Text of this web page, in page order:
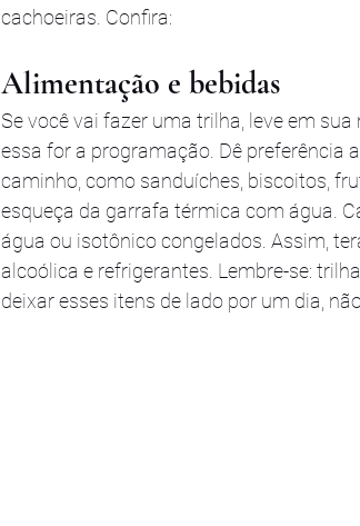
cachoeiras. Confira:
Alimentação e bebidas
Se você vai fazer uma trilha, leve em
essa for a programação. Dê preferência
caminho, como sanduíches, biscoitos,
esqueça da garrafa térmica com água.
água ou isotônico congelados. Assim,
alcoólica e refrigerantes. Lembre-se:
deixar esses itens de lado por um dia,